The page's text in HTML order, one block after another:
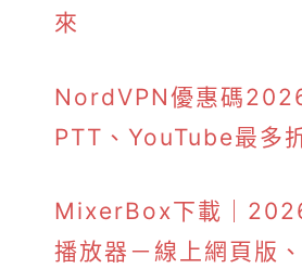
來
NordVPN優惠碼
PTT、YouTube最多
MixerBox下載｜
播放器－線上網頁版